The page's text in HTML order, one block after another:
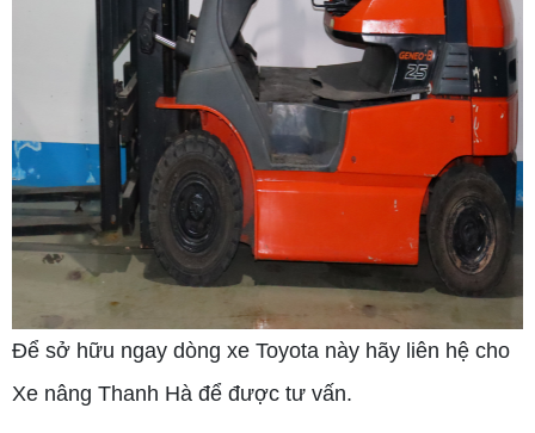
Để sở hữu ngay dòng xe Toyota này hãy liên hệ cho
Xe nâng Thanh Hà để được tư vấn.